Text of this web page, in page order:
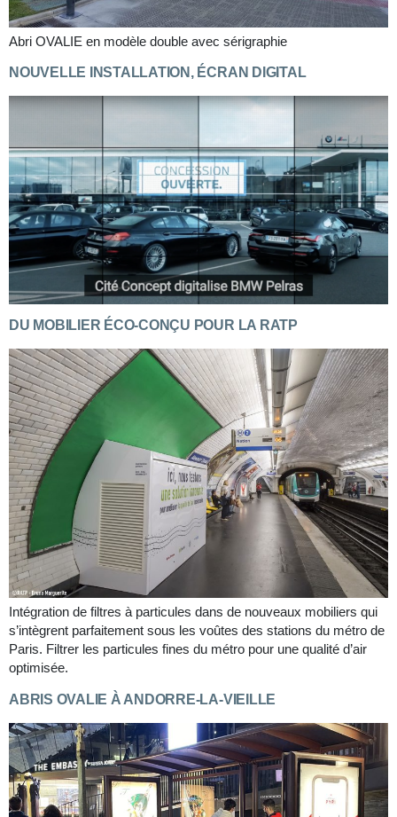
Abri OVALIE en modèle double avec sérigraphie
NOUVELLE INSTALLATION, ÉCRAN DIGITAL
DU MOBILIER ÉCO-CONÇU POUR LA RATP
Intégration de filtres à particules dans de nouveaux mobiliers qui
s’intègrent parfaitement sous les voûtes des stations du métro de
Paris. Filtrer les particules fines du métro pour une qualité d’air
optimisée.
ABRIS OVALIE À ANDORRE-LA-VIEILLE